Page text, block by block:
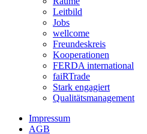
Leitbild
Jobs
wellcome
Freundeskreis
Kooperationen
FERDA international
faiRTrade
Stark engagiert
Qualitätsmanagement
Impressum
AGB